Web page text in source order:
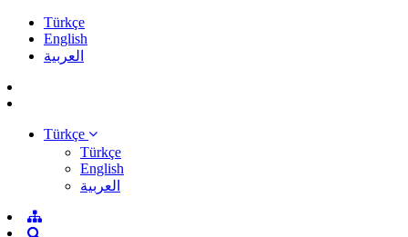
Türkçe
English
العربية
Türkçe
Türkçe
English
العربية